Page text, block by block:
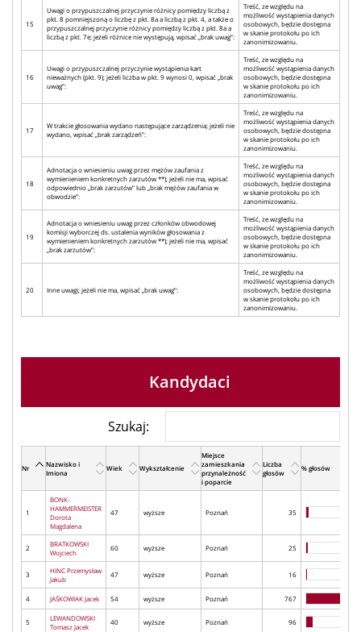
15
Uwagi o przypuszczalnej przyczynie różnicy pomiędzy liczbą z
pkt. 8 pomniejszoną o liczbę z pkt. 8a a liczbą z pkt. 4, a także o
przypuszczalnej przyczynie różnicy pomiędzy liczbą z pkt. 8a a
liczbą z pkt. 7e; jeżeli różnice nie występują, wpisać „brak uwag”:
Treść, ze względu na
możliwość wystąpienia danych
osobowych, będzie dostępna
w skanie protokołu po ich
zanonimizowaniu.
16
Uwagi o przypuszczalnej przyczynie wystąpienia kart
nieważnych (pkt. 9); jeżeli liczba w pkt. 9 wynosi 0, wpisać „brak
uwag”:
Treść, ze względu na
możliwość wystąpienia danych
osobowych, będzie dostępna
w skanie protokołu po ich
zanonimizowaniu.
17
W trakcie głosowania wydano następujące zarządzenia; jeżeli nie
wydano, wpisać „brak zarządzeń”:
Treść, ze względu na
możliwość wystąpienia danych
osobowych, będzie dostępna
w skanie protokołu po ich
zanonimizowaniu.
18
Adnotacja o wniesieniu uwag przez mężów zaufania z
wymienieniem konkretnych zarzutów **); jeżeli nie ma, wpisać
odpowiednio „brak zarzutów” lub „brak mężów zaufania w
obwodzie”:
Treść, ze względu na
możliwość wystąpienia danych
osobowych, będzie dostępna
w skanie protokołu po ich
zanonimizowaniu.
19
Adnotacja o wniesieniu uwag przez członków obwodowej
komisji wyborczej ds. ustalenia wyników głosowania z
wymienieniem konkretnych zarzutów **); jeżeli nie ma, wpisać
„brak zarzutów”:
Treść, ze względu na
możliwość wystąpienia danych
osobowych, będzie dostępna
w skanie protokołu po ich
zanonimizowaniu.
20 Inne uwagi; jeżeli nie ma, wpisać „brak uwag”:
Treść, ze względu na
możliwość wystąpienia danych
osobowych, będzie dostępna
w skanie protokołu po ich
zanonimizowaniu.
Kandydaci
Szukaj:
Nr
Nazwisko i
Imiona
Wiek Wykształcenie
Miejsce
zamieszkania
przynależność
i poparcie
Liczba
głosów
% głosów
1
BONK-
HAMMERMEISTER
Dorota
Magdalena
47 wyższe Poznań 35
2
BRATKOWSKI
Wojciech
60 wyższe Poznań 25
3
HINC Przemysław
Jakub
47 wyższe Poznań 16
4 JAŚKOWIAK Jacek 54 wyższe Poznań 767
5
LEWANDOWSKI
Tomasz Jacek
40 wyższe Poznań 96